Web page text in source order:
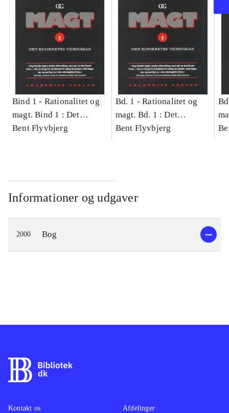
Bind 1 - Rationalitet og
magt. Bind 1 : Det
konkretes videnskab
Bent Flyvbjerg
Bd. 1 -Rationalitet og
magt. Bd. 1 : Det
konkretes videnskab
Bent Flyvbjerg
Informationer og udgaver
2000 Bog
Kontakt os
Afdelinger